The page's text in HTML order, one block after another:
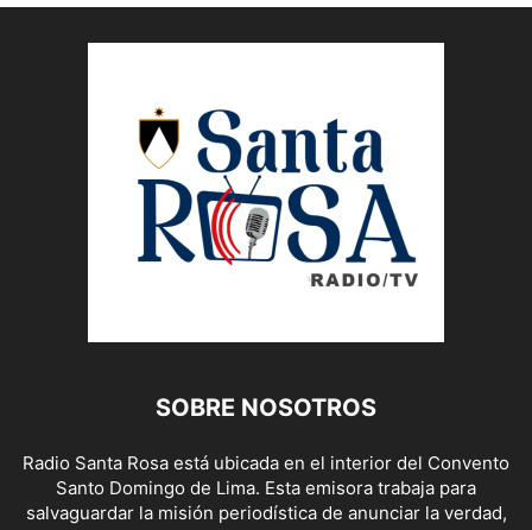
SOBRE NOSOTROS
Radio Santa Rosa está ubicada en el interior del Convento
Santo Domingo de Lima. Esta emisora trabaja para
salvaguardar la misión periodística de anunciar la verdad,